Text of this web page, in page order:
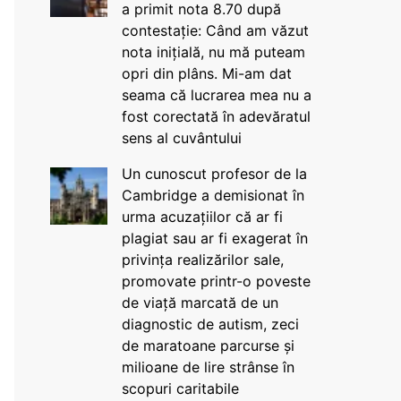
a primit nota 8.70 după
contestație: Când am văzut
nota inițială, nu mă puteam
opri din plâns. Mi-am dat
seama că lucrarea mea nu a
fost corectată în adevăratul
sens al cuvântului
Un cunoscut profesor de la
Cambridge a demisionat în
urma acuzațiilor că ar fi
plagiat sau ar fi exagerat în
privința realizărilor sale,
promovate printr-o poveste
de viață marcată de un
diagnostic de autism, zeci
de maratoane parcurse și
milioane de lire strânse în
scopuri caritabile